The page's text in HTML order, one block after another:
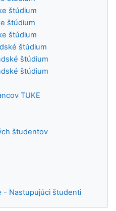
štúdium
štúdium
štúdium
štúdium
štúdium
štúdium
TUKE
študentov
- Nastupujúci študenti